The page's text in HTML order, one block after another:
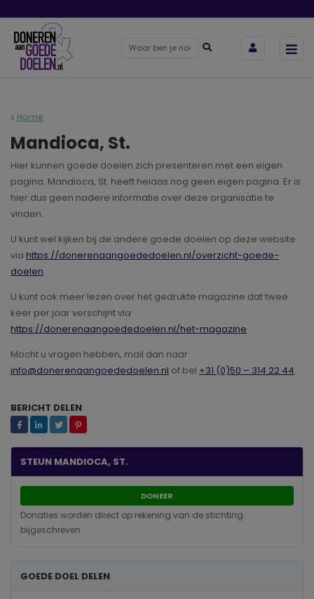
Home
Mandioca, St.
Hier kunnen goede doelen zich presenteren met een eigen
pagina. Mandioca, St. heeft helaas nog geen eigen pagina. Er is
hier dus geen nadere informatie over deze organisatie te
vinden.
U kunt wel kijken bij de andere goede doelen op deze website
via https://donerenaangoededoelen.nl/overzicht-goede-
doelen.
U kunt ook meer lezen over het gedrukte magazine dat twee
keer per jaar verschijnt via
https://donerenaangoededoelen.nl/het-magazine
Mocht u vragen hebben, mail dan naar
info@donerenaangoededoelen.nl of bel +31 (0)50 – 314 22 44.
BERICHT DELEN
STEUN MANDIOCA, ST.
DONEER
Donaties worden direct op rekening van de stichting
bijgeschreven
GOEDE DOEL DELEN